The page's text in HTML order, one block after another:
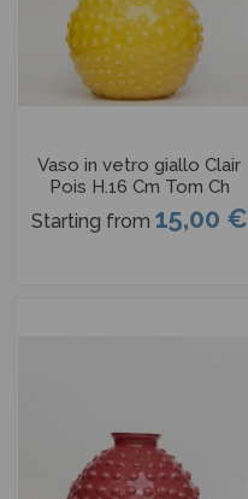
Vaso in vetro giallo Clair
Pois H.16 Cm Tom Ch
Starting from 15,00 €